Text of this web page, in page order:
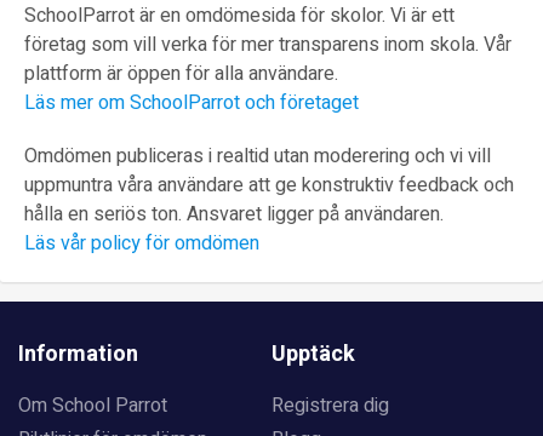
SchoolParrot är en omdömesida för skolor. Vi är ett
företag som vill verka för mer transparens inom skola. Vår
plattform är öppen för alla användare.
Läs mer om SchoolParrot och företaget
Omdömen publiceras i realtid utan moderering och vi vill
uppmuntra våra användare att ge konstruktiv feedback och
hålla en seriös ton. Ansvaret ligger på användaren.
Läs vår policy för omdömen
Information
Om School Parrot
Upptäck
Registrera dig